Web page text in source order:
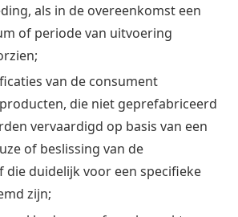
als in de overeenkomst een
of periode van uitvoering
van de consument
die niet geprefabriceerd
vervaardigd op basis van een
of beslissing van de
die duidelijk voor een specifieke
zijn;